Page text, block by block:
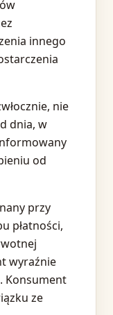
innego
nie
dnia, w
od
przy
płatności,
wyraźnie
Konsument
ze